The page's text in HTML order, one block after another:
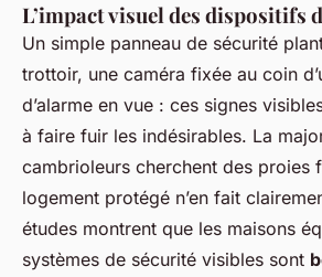
L’impact visuel des dispositifs
Un simple panneau de sécurité
trottoir, une caméra fixée au coin
d’alarme en vue : ces signes
à faire fuir les indésirables. La
cambrioleurs cherchent des proies
logement protégé n’en fait
études montrent que les maisons
systèmes de sécurité visibles sont